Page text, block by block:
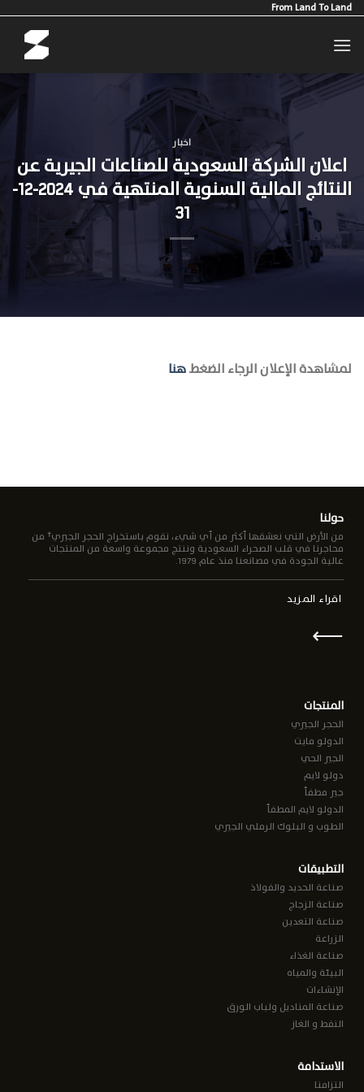
Skip
content
From Land To Land
اخبار
اعلان الشركة السعودية للصناعات الجيرية عن
النتائج المالية السنوية المنتهية في 2024-12-
31
لمشاهدة الإعلان الرجاء الضغطهنا
حولنا
من الأرض التي نعشقها أكثر من أي شيء، نقوم باستخراج الحجر الجيري† من
محاجرنا في قلب الصحراء السعودية وننتج مجموعة واسعة من المنتجات
عالية الجودة في مصانعنا منذ عام 1979.
اقراء المزيد
⟵
المنتجات
الحجر الجيري
الدولو مايت
الجير الحي
دولو لايم
جير مطفأ
الدولو لايم المطفأ
الطوب و البلوك الرملي الجيري
التطبيقات
صناعة الحديد والفولاذ
صناعة الزجاج
صناعة التعدين
الزراعة
صناعة الغذاء
البيئة والمياه
الإنشاءات
صناعة المناديل ولباب الورق
النفط و الغاز
الاستدامة
التزامنا